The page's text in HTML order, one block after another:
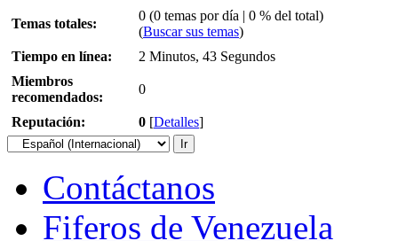
Temas totales:
0 (0 temas por día | 0 % del total)
(Buscar sus temas)
Tiempo en línea:
2 Minutos, 43 Segundos
Miembros
recomendados:
0
Reputación: 0 [Detalles]
Contáctanos
Fiferos de Venezuela